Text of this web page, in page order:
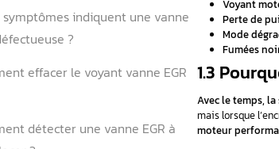
FAQ :
Comment réinitialiser la vanne EGR ?
Pourquoi le voyant reste allumé après
changement vanne EGR ?